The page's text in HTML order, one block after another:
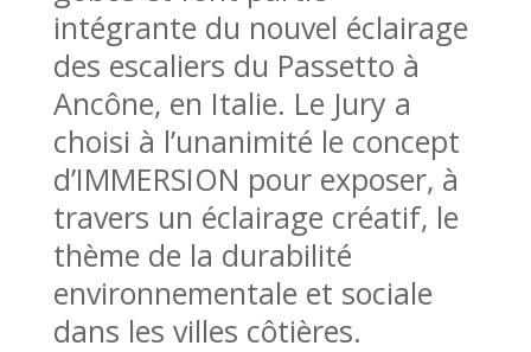
intégrante du nouvel éclairage
des escaliers du Passetto à
Ancône, en Italie. Le Jury a
choisi à l’unanimité le concept
d’IMMERSION pour exposer, à
travers un éclairage créatif, le
thème de la durabilité
environnementale et sociale
dans les villes côtières.